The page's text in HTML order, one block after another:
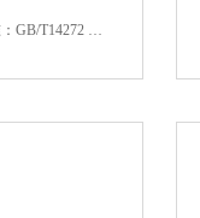
适用范围：用于羽绒羽毛成分分析时挑绒。符合标准：GB/T14272 GB/T10288 FZ/T80001技术参数：1、桌子尺寸：600600750mm（长宽高）2、边框高度：50mm3、外部照明：15W节能灯4、重量：...